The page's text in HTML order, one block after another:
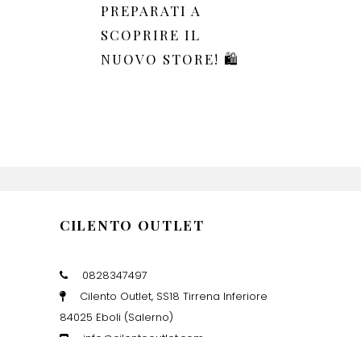
PREPARATI A
SCOPRIRE IL
NUOVO STORE! 🛍️
CILENTO OUTLET
0828347497
Cilento Outlet, SS18 Tirrena Inferiore
84025 Eboli (Salerno)